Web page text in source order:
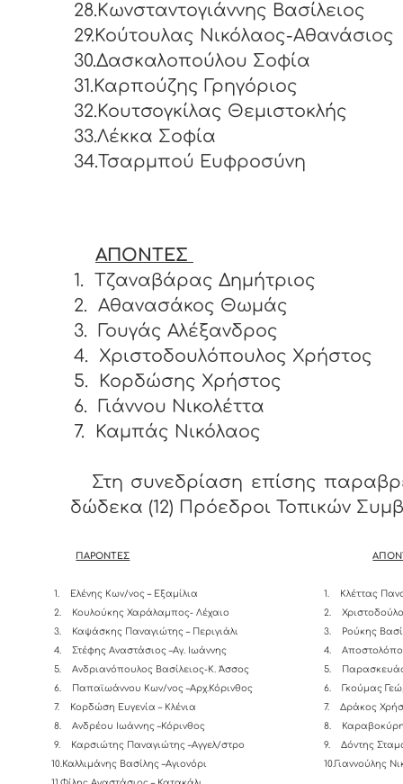
28.Κωνσταντογιάννης Βασίλειος
29.Κούτουλας Νικόλαος-Αθανάσιος
30.Δασκαλοπούλου Σοφία
31.Καρπούζης Γρηγόριος
32.Κουτσογκίλας Θεμιστοκλής
33.Λέκκα Σοφία
34.Τσαρμπού Ευφροσύνη
ΑΠΟΝΤΕΣ
1.
Τζαναβάρας Δημήτριος
2.
Αθανασάκος Θωμάς
3.
Γουγάς Αλέξανδρος
4.
Χριστοδουλόπουλος Χρήστος
5.
Κορδώσης Χρήστος
6.
Γιάννου Νικολέττα
7.
Καμπάς Νικόλαος
Στη συνεδρίαση επίσης
δώδεκα (12) Πρόεδροι Τοπικών
ΠΑΡΟΝΤΕΣ
1.
Ελένης Κων/νος – Εξαμίλια
2.
Κουλούκης Χαράλαμπος- Λέχαιο
3.
Καψάσκης Παναγιώτης – Περιγιάλι
4.
Στέφης Αναστάσιος –Αγ. Ιωάννης
5.
Ανδριανόπουλος Βασίλειος-K. Άσσος
6.
Παπαϊωάννου Κων/νος –Αρχ.Κόρινθος
7.
Κορδώση Ευγενία – Κλένια
8.
Ανδρέου Ιωάννης –Κόρινθος
9.
Καρσιώτης Παναγιώτης –Αγγελ/στρο
10.Καλλιμάνης Βασίλης –Αγιονόρι
1.
Κλέττας
2.
3.
Ρούκης
4.
5.
6.
Γκούμας
7.
Δράκος
8.
9.
Δόντης
10.Γιαννούλης